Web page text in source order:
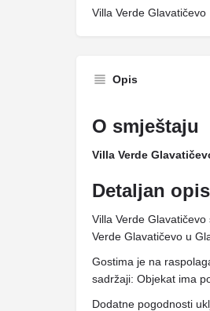
Villa Verde Glavatičevo
Opis
O smještaju
Villa Verde
Detaljan opis
Villa Verde
Verde Glavatičevo u
Gostima je na
sadržaji: Objekat ima
Dodatne pogodnosti